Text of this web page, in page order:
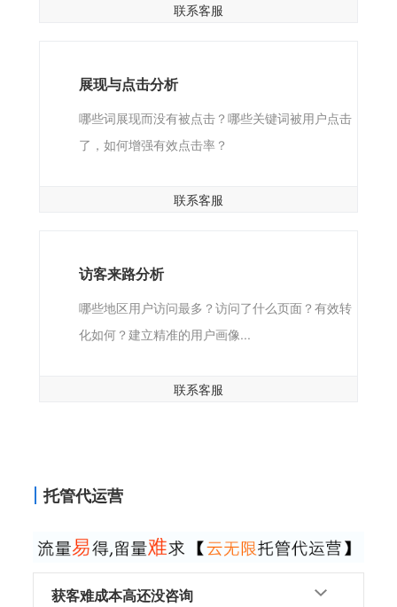
联系客服
展现与点击分析
哪些词展现而没有被点击？哪些关键词被用户点击
了，如何增强有效点击率？
联系客服
访客来路分析
哪些地区用户访问最多？访问了什么页面？有效转
化如何？建立精准的用户画像...
联系客服
托管代运营
获客难成本高还没咨询